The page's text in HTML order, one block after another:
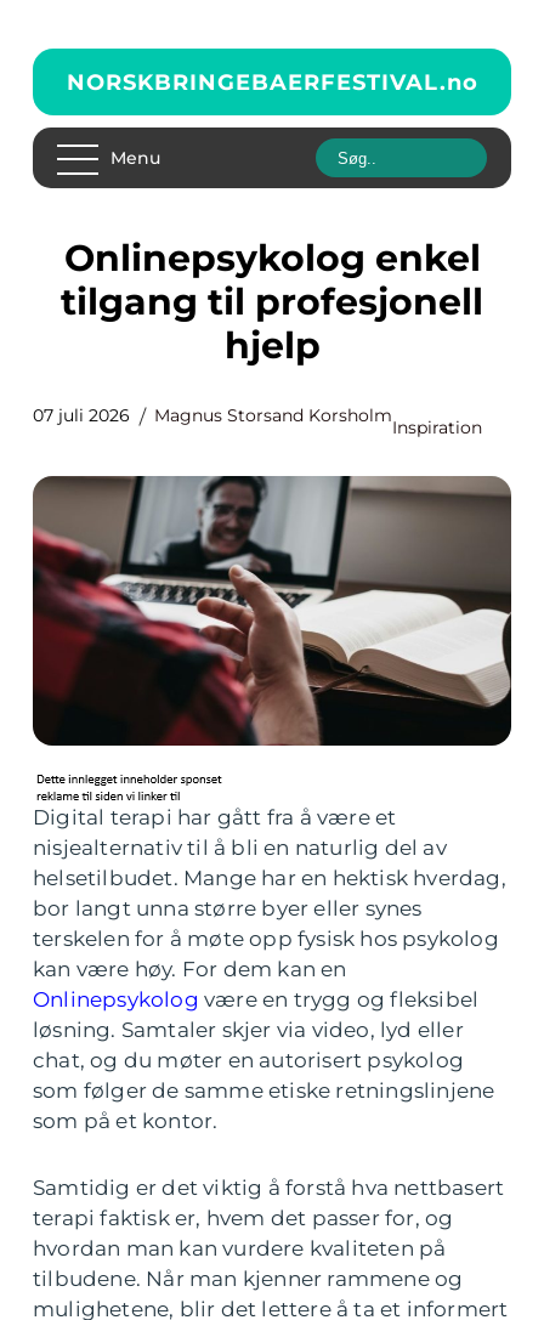
NORSKBRINGEBAERFESTIVAL.no
Menu
Onlinepsykolog enkel
tilgang til profesjonell
hjelp
07 juli 2026 Magnus Storsand Korsholm
Inspiration
Digital terapi har gått fra å være et
nisjealternativ til å bli en naturlig del av
helsetilbudet. Mange har en hektisk hverdag,
bor langt unna større byer eller synes
terskelen for å møte opp fysisk hos psykolog
kan være høy. For dem kan en
Onlinepsykolog være en trygg og fleksibel
løsning. Samtaler skjer via video, lyd eller
chat, og du møter en autorisert psykolog
som følger de samme etiske retningslinjene
som på et kontor.
Samtidig er det viktig å forstå hva nettbasert
terapi faktisk er, hvem det passer for, og
hvordan man kan vurdere kvaliteten på
tilbudene. Når man kjenner rammene og
mulighetene, blir det lettere å ta et informert